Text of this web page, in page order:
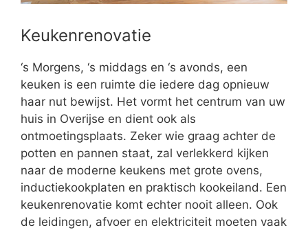
Keukenrenovatie
‘s Morgens, ‘s middags en ‘s avonds, een
keuken is een ruimte die iedere dag opnieuw
haar nut bewijst. Het vormt het centrum van uw
huis in Overijse en dient ook als
ontmoetingsplaats. Zeker wie graag achter de
potten en pannen staat, zal verlekkerd kijken
naar de moderne keukens met grote ovens,
inductiekookplaten en praktisch kookeiland. Een
keukenrenovatie komt echter nooit alleen. Ook
de leidingen, afvoer en elektriciteit moeten vaak